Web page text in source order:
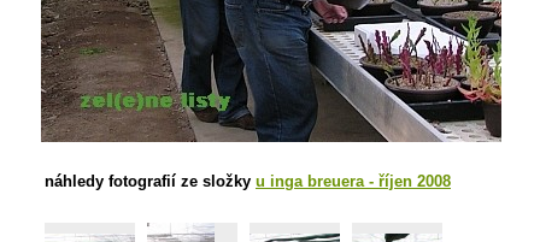
náhledy fotografií ze složky u inga breuera - říjen 2008